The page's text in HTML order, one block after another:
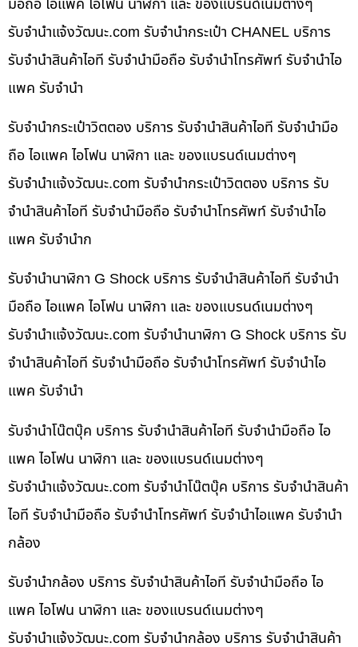
รับจํานําแจ้งวัฒนะ.com รับจำนำกระเป๋า CHANEL บริการ
รับจำนำสินค้าไอที รับจำนำมือถือ รับจำนำโทรศัพท์ รับจำนำไอ
แพค รับจำนำ
รับจำนำกระเป๋าวิตตอง บริการ รับจำนำสินค้าไอที รับจำนำมือ
ถือ ไอแพค ไอโฟน นาฬิกา และ ของแบรนด์เนมต่างๆ
รับจํานําแจ้งวัฒนะ.com รับจำนำกระเป๋าวิตตอง บริการ รับ
จำนำสินค้าไอที รับจำนำมือถือ รับจำนำโทรศัพท์ รับจำนำไอ
แพค รับจำนำก
รับจำนำนาฬิกา G Shock บริการ รับจำนำสินค้าไอที รับจำนำ
มือถือ ไอแพค ไอโฟน นาฬิกา และ ของแบรนด์เนมต่างๆ
รับจํานําแจ้งวัฒนะ.com รับจำนำนาฬิกา G Shock บริการ รับ
จำนำสินค้าไอที รับจำนำมือถือ รับจำนำโทรศัพท์ รับจำนำไอ
แพค รับจำนำ
รับจำนำโน๊ตบุ๊ค บริการ รับจำนำสินค้าไอที รับจำนำมือถือ ไอ
แพค ไอโฟน นาฬิกา และ ของแบรนด์เนมต่างๆ
รับจํานําแจ้งวัฒนะ.com รับจำนำโน๊ตบุ๊ค บริการ รับจำนำสินค้า
ไอที รับจำนำมือถือ รับจำนำโทรศัพท์ รับจำนำไอแพค รับจำนำ
กล้อง
รับจำนำกล้อง บริการ รับจำนำสินค้าไอที รับจำนำมือถือ ไอ
แพค ไอโฟน นาฬิกา และ ของแบรนด์เนมต่างๆ
รับจํานําแจ้งวัฒนะ.com รับจำนำกล้อง บริการ รับจำนำสินค้า